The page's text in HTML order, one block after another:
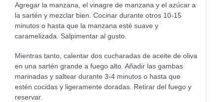
Agregar la manzana, el vinagre de manzana y el azúcar a
la sartén y mezclar bien. Cocinar durante otros 10-15
minutos o hasta que la manzana esté suave y
caramelizada. Salpimentar al gusto.
Mientras tanto, calentar dos cucharadas de aceite de oliva
en una sartén grande a fuego alto. Añadir las gambas
marinadas y saltear durante 3-4 minutos o hasta que
estén cocidas y ligeramente doradas. Retirar del fuego y
reservar.